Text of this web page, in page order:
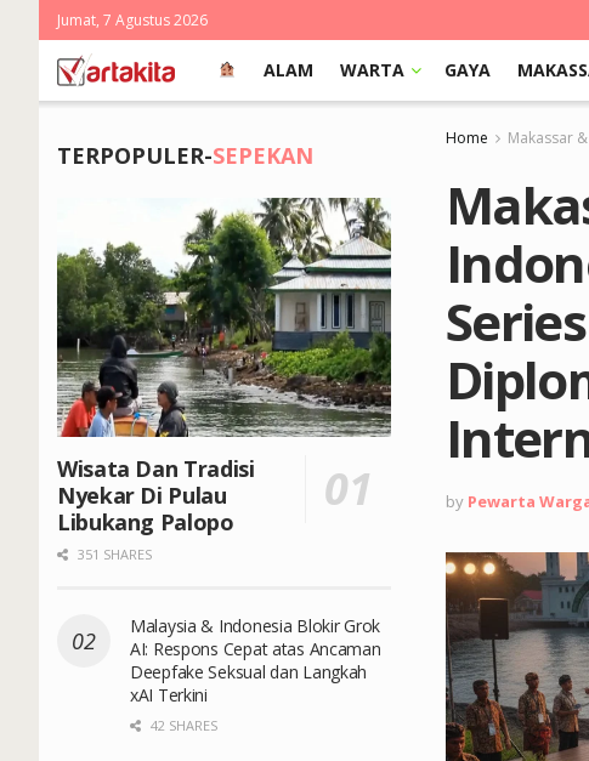
Jumat, 7 Agustus 2026
ALAM WARTA GAYA
Home Makassar
by Pewarta
TERPOPULER-SEPEKAN
Wisata Dan Tradisi
Nyekar Di Pulau
Libukang Palopo
351 SHARES
Malaysia & Indonesia Blokir Grok
AI: Respons Cepat atas Ancaman
Deepfake Seksual dan Langkah
xAI Terkini
42 SHARES